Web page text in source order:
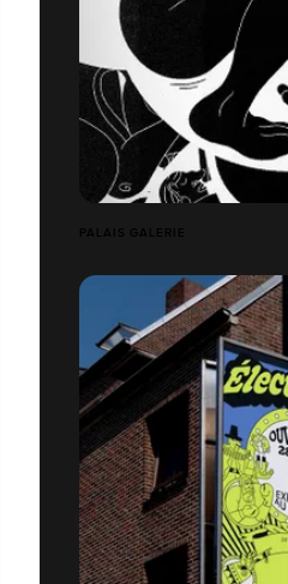
PALAIS GALERIE